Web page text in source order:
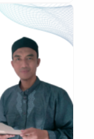
warisan
pahami